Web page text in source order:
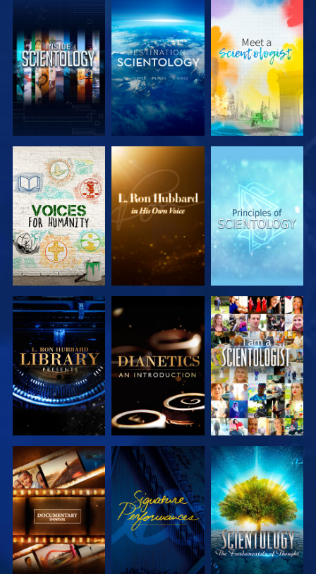
SERIE
ENTDECKEN
SERIE
ENTDECKEN
SERIE
ENTDECKEN
SERIE
ENTDECKEN
SERIE
ENTDECKEN
ANSEHEN
SERIE
ENTDECKEN
ANSEHEN
SERIE
ENTDECKEN